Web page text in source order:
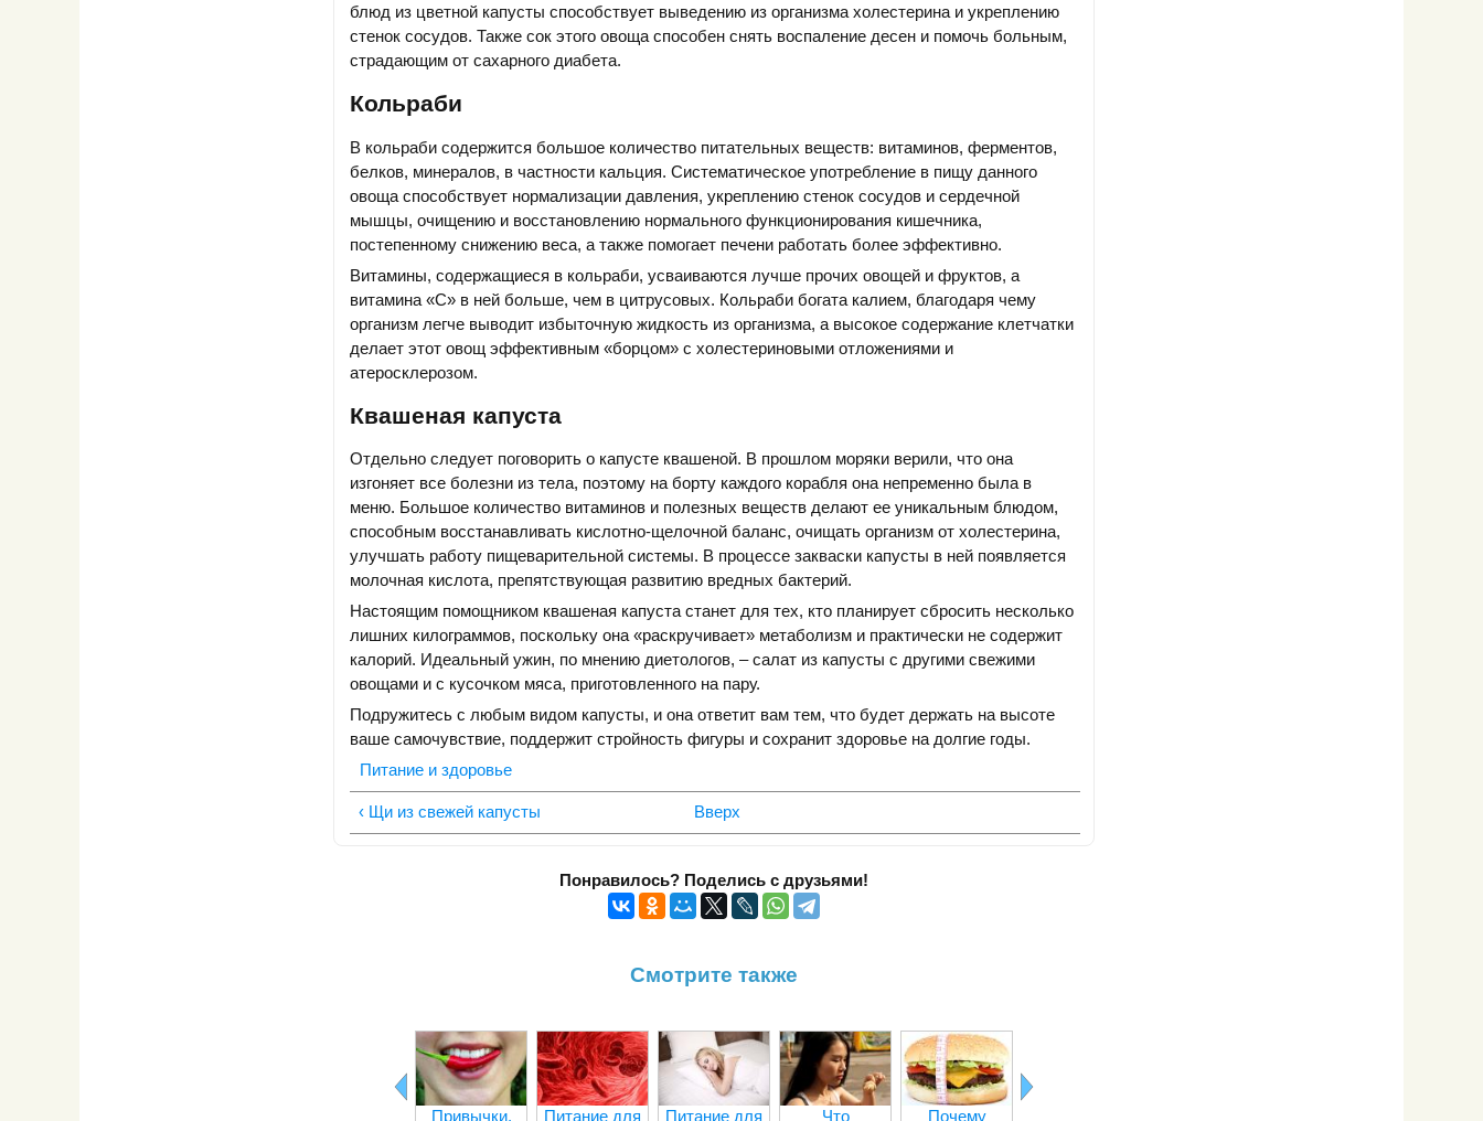
блюд из цветной капусты способствует выведению из организма холестерина и укреплению
стенок сосудов. Также сок этого овоща способен снять воспаление десен и помочь больным,
страдающим от сахарного диабета.
Кольраби
В кольраби содержится большое количество питательных веществ: витаминов, ферментов,
белков, минералов, в частности кальция. Систематическое употребление в пищу данного
овоща способствует нормализации давления, укреплению стенок сосудов и сердечной
мышцы, очищению и восстановлению нормального функционирования кишечника,
постепенному снижению веса, а также помогает печени работать более эффективно.
Витамины, содержащиеся в кольраби, усваиваются лучше прочих овощей и фруктов, а
витамина «С» в ней больше, чем в цитрусовых. Кольраби богата калием, благодаря чему
организм легче выводит избыточную жидкость из организма, а высокое содержание клетчатки
делает этот овощ эффективным «борцом» с холестериновыми отложениями и
атеросклерозом.
Квашеная капуста
Отдельно следует поговорить о капусте квашеной. В прошлом моряки верили, что она
изгоняет все болезни из тела, поэтому на борту каждого корабля она непременно была в
меню. Большое количество витаминов и полезных веществ делают ее уникальным блюдом,
способным восстанавливать кислотно-щелочной баланс, очищать организм от холестерина,
улучшать работу пищеварительной системы. В процессе закваски капусты в ней появляется
молочная кислота, препятствующая развитию вредных бактерий.
Настоящим помощником квашеная капуста станет для тех, кто планирует сбросить несколько
лишних килограммов, поскольку она «раскручивает» метаболизм и практически не содержит
калорий. Идеальный ужин, по мнению диетологов, – салат из капусты с другими свежими
овощами и с кусочком мяса, приготовленного на пару.
Подружитесь с любым видом капусты, и она ответит вам тем, что будет держать на высоте
ваше самочувствие, поддержит стройность фигуры и сохранит здоровье на долгие годы.
Питание и здоровье
‹ Щи из свежей капусты Вверх
Понравилось? Поделись с друзьями!
Смотрите также
Привычки,
Питание для
Питание для
Что
Почему